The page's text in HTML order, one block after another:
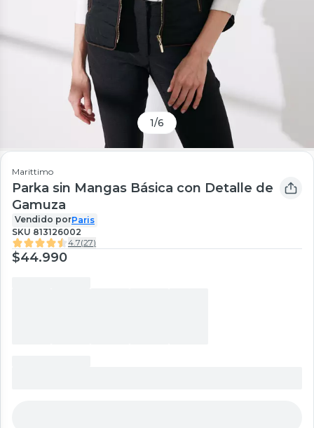
1/6
Marittimo
Parka sin Mangas Básica con Detalle de
Gamuza
Vendido porParis
SKU 813126002
4.7(27)
$44.990